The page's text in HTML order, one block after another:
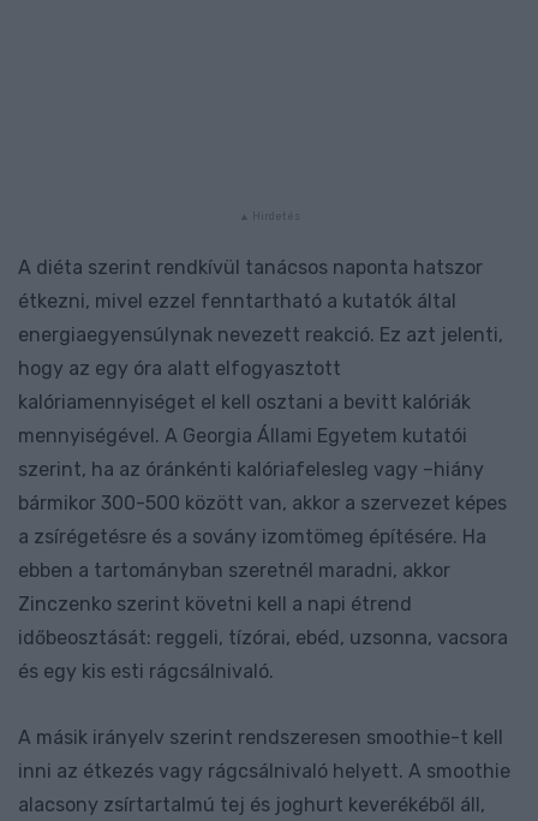
A diéta szerint rendkívül tanácsos naponta hatszor
étkezni, mivel ezzel fenntartható a kutatók által
energiaegyensúlynak nevezett reakció. Ez azt jelenti,
hogy az egy óra alatt elfogyasztott
kalóriamennyiséget el kell osztani a bevitt kalóriák
mennyiségével. A Georgia Állami Egyetem kutatói
szerint, ha az óránkénti kalóriafelesleg vagy –hiány
bármikor 300-500 között van, akkor a szervezet képes
a zsírégetésre és a sovány izomtömeg építésére. Ha
ebben a tartományban szeretnél maradni, akkor
Zinczenko szerint követni kell a napi étrend
időbeosztását: reggeli, tízórai, ebéd, uzsonna, vacsora
és egy kis esti rágcsálnivaló.
A másik irányelv szerint rendszeresen smoothie-t kell
inni az étkezés vagy rágcsálnivaló helyett. A smoothie
alacsony zsírtartalmú tej és joghurt keverékéből áll,